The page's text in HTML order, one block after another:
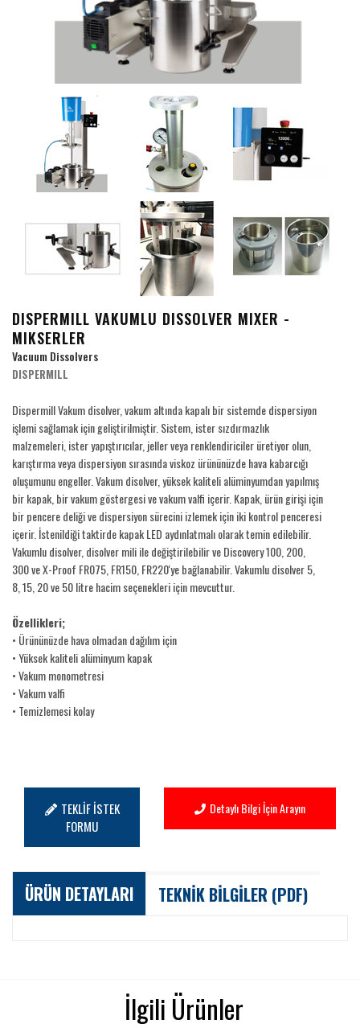
DISPERMILL VAKUMLU DISSOLVER MIXER -
MIKSERLER
Vacuum Dissolvers
DISPERMILL
Dispermill Vakum disolver, vakum altında kapalı bir sistemde dispersiyon
işlemi sağlamak için geliştirilmiştir. Sistem, ister sızdırmazlık
malzemeleri, ister yapıştırıcılar, jeller veya renklendiriciler üretiyor olun,
karıştırma veya dispersiyon sırasında viskoz ürününüzde hava kabarcığı
oluşumunu engeller. Vakum disolver, yüksek kaliteli alüminyumdan yapılmış
bir kapak, bir vakum göstergesi ve vakum valfi içerir. Kapak, ürün girişi için
bir pencere deliği ve dispersiyon sürecini izlemek için iki kontrol penceresi
içerir. İstenildiği taktirde kapak LED aydınlatmalı olarak temin edilebilir.
Vakumlu disolver, disolver mili ile değiştirilebilir ve Discovery 100, 200,
300 ve X-Proof FR075, FR150, FR220'ye bağlanabilir. Vakumlu disolver 5,
8, 15, 20 ve 50 litre hacim seçenekleri için mevcuttur.
Özellikleri;
• Ürününüzde hava olmadan dağılım için
• Yüksek kaliteli alüminyum kapak
• Vakum monometresi
• Vakum valfi
• Temizlemesi kolay
TEKLİF İSTEK
FORMU
Detaylı Bilgi İçin Arayın
ÜRÜN DETAYLARI TEKNİK BİLGİLER (PDF)
İlgili Ürünler